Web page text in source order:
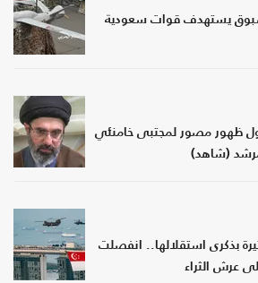
يستهدف قوات سعودية
أول ظهور مصور لمجتبى خامنئي
(شاهد)
بذكرى استقلالها.. انفصلت
عرش الثراء